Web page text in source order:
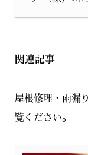
関連記事
屋根修理・雨漏
覧ください。